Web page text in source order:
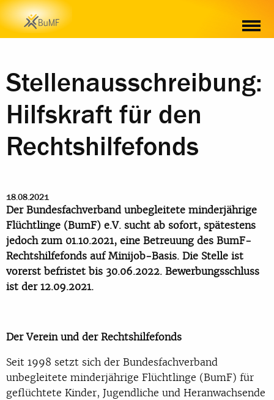
Stellenausschreibung:
Hilfskraft für den
Rechtshilfefonds
18.08.2021
Der Bundesfachverband unbegleitete minderjährige
Flüchtlinge (BumF) e.V. sucht ab sofort, spätestens
jedoch zum 01.10.2021, eine Betreuung des BumF-
Rechtshilfefonds auf Minijob-Basis. Die Stelle ist
vorerst befristet bis 30.06.2022. Bewerbungsschluss
ist der 12.09.2021.
Der Verein und der Rechtshilfefonds
Seit 1998 setzt sich der Bundesfachverband
unbegleitete minderjährige Flüchtlinge (BumF) für
geflüchtete Kinder, Jugendliche und Heranwachsende